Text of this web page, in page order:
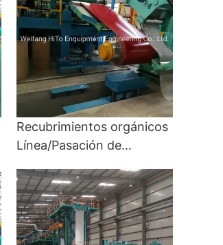
recubrimiento de color
Recubrimientos orgánicos
Línea/Pasación de
de pintura primos y
acabados/Líneas de
revestimientos de resina
orgánica ultra delgada -